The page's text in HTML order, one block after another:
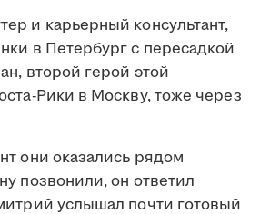
и карьерный консультант,
в Петербург с пересадкой
второй герой этой
Рики в Москву, тоже через
они оказались рядом
позвонили, он ответил
услышал почти готовый